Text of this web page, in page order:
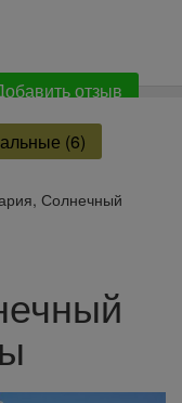
отзыв
(6)
Солнечный